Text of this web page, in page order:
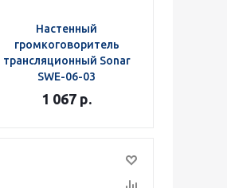
Настенный
громкоговоритель
трансляционный Sonar
SWE-06-03
1 067 р.